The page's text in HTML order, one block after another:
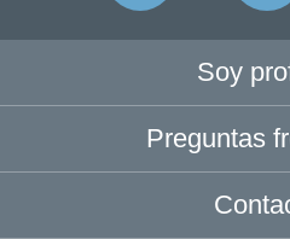
Soy
Preguntas